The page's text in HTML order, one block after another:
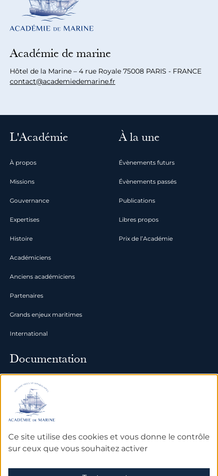
Ce site utilise des cookies et vous donne le contrôle
sur ceux que vous souhaitez activer
Académie de marine
Hôtel de la Marine – 4 rue Royale 75008 PARIS - FRANCE
contact@academiedemarine.fr
L'Académie
À propos
Missions
Gouvernance
Expertises
Histoire
Académiciens
Anciens académiciens
Partenaires
Grands enjeux maritimes
International
À la une
Évènements futurs
Évènements passés
Publications
Libres propos
Prix de l’Académie
Documentation
Archives
Bibliothèque et bases de
données